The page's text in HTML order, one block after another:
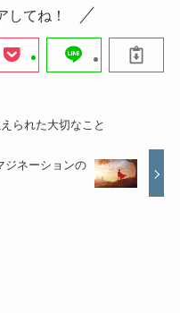
してね！
られた大切なこと
ジネーションの